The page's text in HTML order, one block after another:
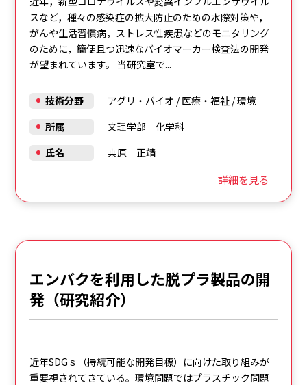
スなど，種々の感染症の拡大防止のための水際対策や，
がんや生活習慣病，ストレス性疾患などのモニタリング
のために，簡便且つ迅速なバイオマーカー検査法の開発
が望まれています。 当研究室で...
詳細を見る
技術分野 アグリ・バイオ /医療・福祉/環境
所属
文理学部 化学科
氏名
桒原 正靖
エンバクを利用した脱プラ製品の開
発（研究紹介）
近年SDGｓ（持続可能な開発目標）に向けた取り組みが
重要視されてきている。環境問題ではプラスチック問題